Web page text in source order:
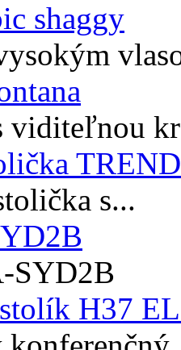
shaggy
viditeľnou
s...
SYD2B
H37